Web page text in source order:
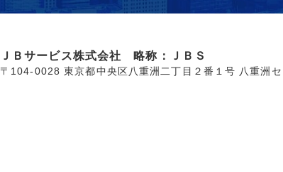
ＪＢサービス株式会社 略称：ＪＢＳ
〒104-0028 東京都中央区八重洲二丁目２番１号 八重洲